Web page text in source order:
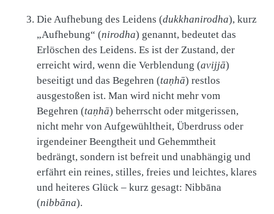
Die Aufhebung des Leidens (dukkhanirodha), kurz
„Aufhebung“ (nirodha) genannt, bedeutet das
Erlöschen des Leidens. Es ist der Zustand, der
erreicht wird, wenn die Verblendung (avijjā)
beseitigt und das Begehren (taṇhā) restlos
ausgestoßen ist. Man wird nicht mehr vom
Begehren (taṇhā) beherrscht oder mitgerissen,
nicht mehr von Aufgewühltheit, Überdruss oder
irgendeiner Beengtheit und Gehemmtheit
bedrängt, sondern ist befreit und unabhängig und
erfährt ein reines, stilles, freies und leichtes, klares
und heiteres Glück – kurz gesagt: Nibbāna
(nibbāna).